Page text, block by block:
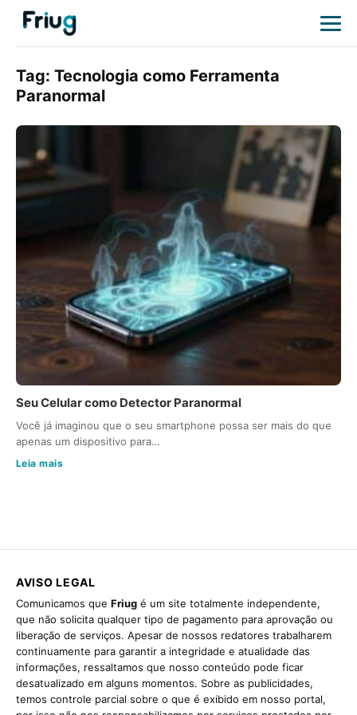
Tag: Tecnologia como Ferramenta
Paranormal
Seu Celular como Detector Paranormal
Você já imaginou que o seu smartphone possa ser mais do que
apenas um dispositivo para…
Leia mais
AVISO LEGAL
Comunicamos que Friug é um site totalmente independente,
que não solicita qualquer tipo de pagamento para aprovação ou
liberação de serviços. Apesar de nossos redatores trabalharem
continuamente para garantir a integridade e atualidade das
informações, ressaltamos que nosso conteúdo pode ficar
desatualizado em alguns momentos. Sobre as publicidades,
temos controle parcial sobre o que é exibido em nosso portal,